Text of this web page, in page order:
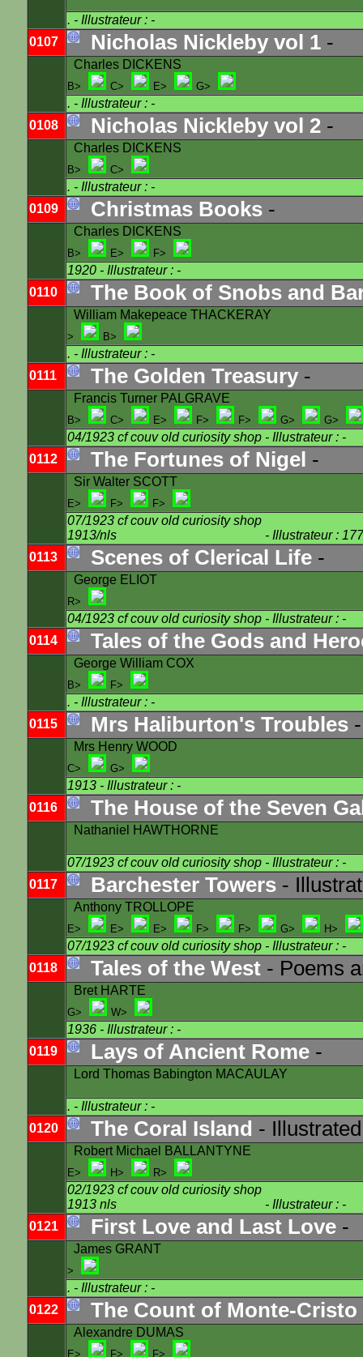
. - Illustrateur : -
0107
Nicholas Nickleby vol 1 -
Charles DICKENS
B> C> E> G>
. - Illustrateur : -
0108
Nicholas Nickleby vol 2 -
Charles DICKENS
B> C>
. - Illustrateur : -
0109
Christmas Books -
Charles DICKENS
B> E> F>
1920 - Illustrateur : -
0110
The Book of Snobs and
William Makepeace THACKERAY
> B>
. - Illustrateur : -
0111
The Golden Treasury -
Francis Turner PALGRAVE
B> C> E> F> F> G> G>
04/1923 cf couv old curiosity shop - Illustrateur : -
0112
The Fortunes of Nigel -
Sir Walter SCOTT
E> F> F>
07/1923 cf couv old curiosity shop
1913/nls
- Illustrateur :
0113
Scenes of Clerical Life -
George ELIOT
R>
04/1923 cf couv old curiosity shop - Illustrateur : -
0114
Tales of the Gods and
George William COX
B> F>
. - Illustrateur : -
0115
Mrs Haliburton's Troubles -
Mrs Henry WOOD
C> G>
1913 - Illustrateur : -
0116
The House of the Seven
Nathaniel HAWTHORNE
07/1923 cf couv old curiosity shop - Illustrateur : -
0117
Barchester Towers -
Anthony TROLLOPE
E> E> E> F> F> G> H>
07/1923 cf couv old curiosity shop - Illustrateur : -
0118
Tales of the West - Poems
Bret HARTE
G> W>
1936 - Illustrateur : -
0119
Lays of Ancient Rome -
Lord Thomas Babington MACAULAY
. - Illustrateur : -
0120
The Coral Island - Illustrated
Robert Michael BALLANTYNE
E> H> R>
02/1923 cf couv old curiosity shop
1913 nls
- Illustrateur : -
0121
First Love and Last Love -
James GRANT
>
. - Illustrateur : -
0122
The Count of Monte-Cristo
Alexandre DUMAS
E> F> F>